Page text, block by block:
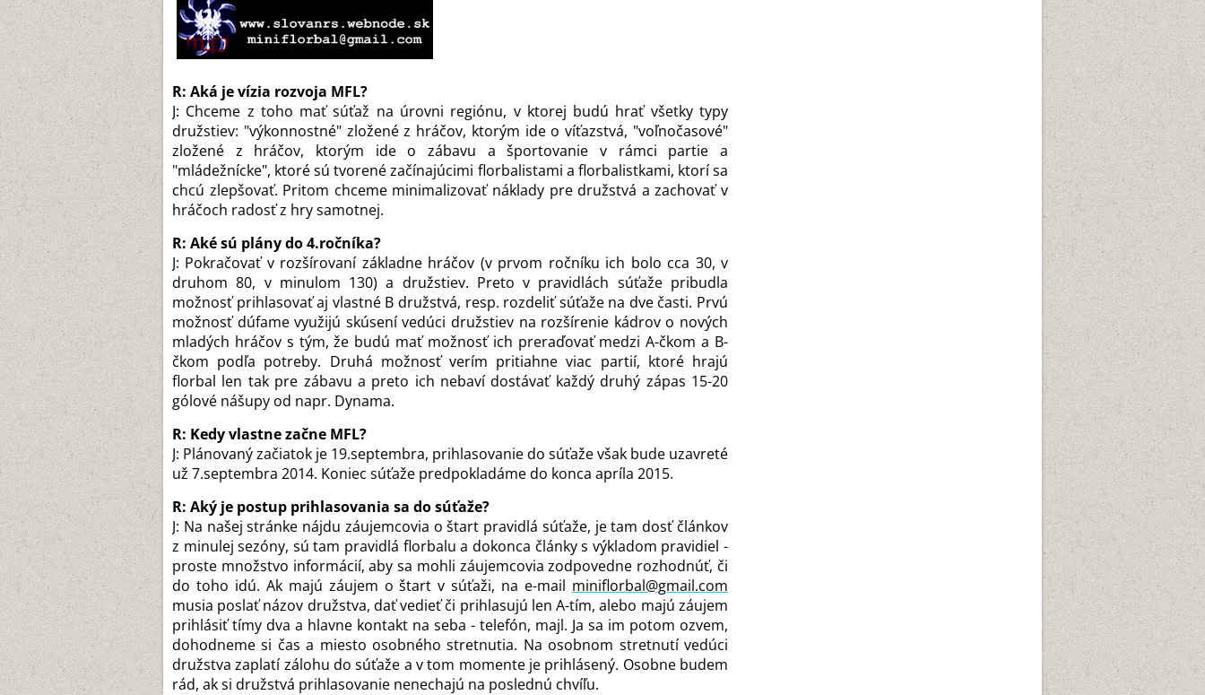
R: Aká je vízia rozvoja MFL?
J: Chceme z toho mať súťaž na úrovni regiónu, v ktorej budú hrať všetky typy
družstiev: "výkonnostné" zložené z hráčov, ktorým ide o víťazstvá, "voľnočasové"
zložené z hráčov, ktorým ide o zábavu a športovanie v rámci partie a
"mládežnícke", ktoré sú tvorené začínajúcimi florbalistami a florbalistkami, ktorí sa
chcú zlepšovať. Pritom chceme minimalizovať náklady pre družstvá a zachovať v
hráčoch radosť z hry samotnej.
R: Aké sú plány do 4.ročníka?
J: Pokračovať v rozšírovaní základne hráčov (v prvom ročníku ich bolo cca 30, v
druhom 80, v minulom 130) a družstiev. Preto v pravidlách súťaže pribudla
možnosť prihlasovať aj vlastné B družstvá, resp. rozdeliť súťaže na dve časti. Prvú
možnosť dúfame využijú skúsení vedúci družstiev na rozšírenie kádrov o nových
mladých hráčov s tým, že budú mať možnosť ich preraďovať medzi A-čkom a B-
čkom podľa potreby. Druhá možnosť verím pritiahne viac partií, ktoré hrajú
florbal len tak pre zábavu a preto ich nebaví dostávať každý druhý zápas 15-20
gólové nášupy od napr. Dynama.
R: Kedy vlastne začne MFL?
J: Plánovaný začiatok je 19.septembra, prihlasovanie do súťaže však bude uzavreté
už 7.septembra 2014. Koniec súťaže predpokladáme do konca apríla 2015.
R: Aký je postup prihlasovania sa do súťaže?
J: Na našej stránke nájdu záujemcovia o štart pravidlá súťaže, je tam dosť článkov
z minulej sezóny, sú tam pravidlá florbalu a dokonca články s výkladom pravidiel -
proste množstvo informácií, aby sa mohli záujemcovia zodpovedne rozhodnúť, či
do toho idú. Ak majú záujem o štart v súťaži, na e-mail miniflorbal@gmail.com
musia poslať názov družstva, dať vedieť či prihlasujú len A-tím, alebo majú záujem
prihlásiť tímy dva a hlavne kontakt na seba - telefón, majl. Ja sa im potom ozvem,
dohodneme si čas a miesto osobného stretnutia. Na osobnom stretnutí vedúci
družstva zaplatí zálohu do súťaže a v tom momente je prihlásený. Osobne budem
rád, ak si družstvá prihlasovanie nenechajú na poslednú chvíľu.